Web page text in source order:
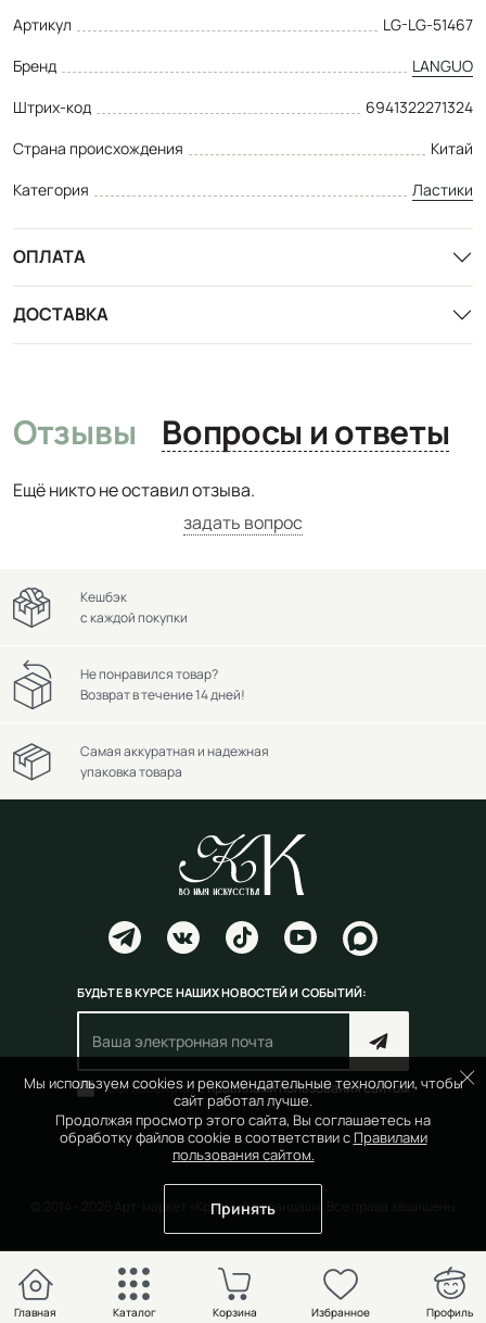
Артикул
LG-LG-51467
Бренд
LANGUO
Штрих-код
6941322271324
Страна происхождения
Китай
Категория
Ластики
ОПЛАТА
ДОСТАВКА
Отзывы Вопросы и ответы
Ещё никто не оставил отзыва.
задать вопрос
Мы используем cookies и рекомендательные технологии, чтобы
сайт работал лучше.
Продолжая просмотр этого сайта, Вы соглашаетесь на
обработку файлов cookie в соответствии с Правилами
пользования сайтом.
Принять
Кешбэк
с каждой покупки
Не понравился товар?
Возврат в течение 14 дней!
Самая аккуратная и надежная
упаковка товара
БУДЬТЕ В КУРСЕ НАШИХ НОВОСТЕЙ И СОБЫТИЙ:
Согласен(на) справилами пользования сайтом
© 2014 - 2026 Арт-маркет «Красный Карандаш». Все права защищены
Главная Каталог Избранное Профиль
Корзина